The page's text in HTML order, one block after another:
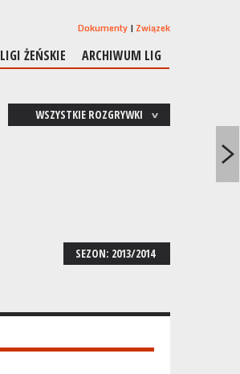
Dokumenty Związek
LIGI ŻEŃSKIE ARCHIWUM LIG
WSZYSTKIE ROZGRYWKI
SEZON: 2013/2014